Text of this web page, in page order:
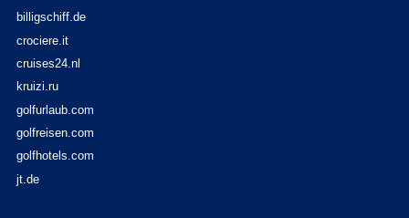
billigschiff.de
crociere.it
cruises24.nl
kruizi.ru
golfurlaub.com
golfreisen.com
golfhotels.com
jt.de